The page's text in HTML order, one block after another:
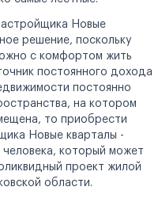
Новые
решение, поскольку
с комфортом жить
постоянного дохода
постоянно
на котором
то приобрести
Новые кварталы -
который может
проект жилой
области.